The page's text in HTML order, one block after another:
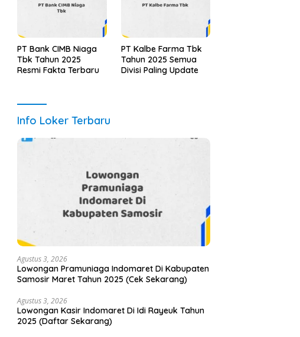
PT Bank CIMB Niaga
Tbk Tahun 2025
Resmi Fakta Terbaru
PT Kalbe Farma Tbk
Tahun 2025 Semua
Divisi Paling Update
Info Loker Terbaru
Agustus 3, 2026
Lowongan Pramuniaga Indomaret Di Kabupaten
Samosir Maret Tahun 2025 (Cek Sekarang)
Agustus 3, 2026
Lowongan Kasir Indomaret Di Idi Rayeuk Tahun
2025 (Daftar Sekarang)